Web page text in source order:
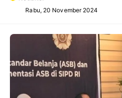
Rabu, 20 November 2024